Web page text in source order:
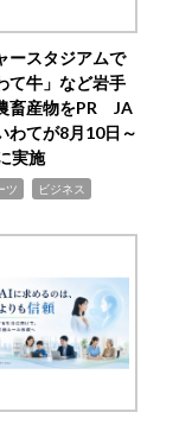
ースタジアムで
て牛」など岩手
畜産物をPR JA
わてが8月10日～
実施
ツ ビジネス